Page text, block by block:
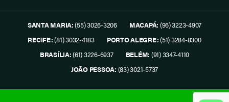
SANTA MARIA:(55) 3026-3206 MACAPÁ: (96) 3223-4907
RECIFE:(81) 3032-4183 PORTO ALEGRE:(51) 3284-8300
BRASÍLIA:(61) 3226-6937 BELÉM: (91) 3347-4110
JOÃO PESSOA: (83) 3021-5737